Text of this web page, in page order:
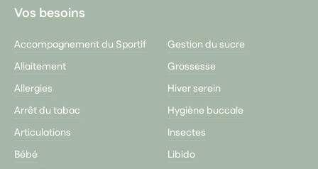
Vos besoins
Accompagnement du Sportif
Allaitement
Allergies
Arrêt du tabac
Articulations
Bébé
Gestion du sucre
Grossesse
Hiver serein
Hygiène buccale
Insectes
Libido